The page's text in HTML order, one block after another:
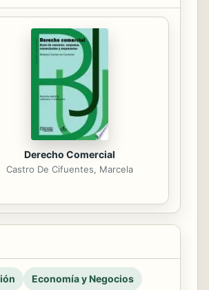
Derecho Comercial
Castro De Cifuentes, Marcela
Economía y Negocios